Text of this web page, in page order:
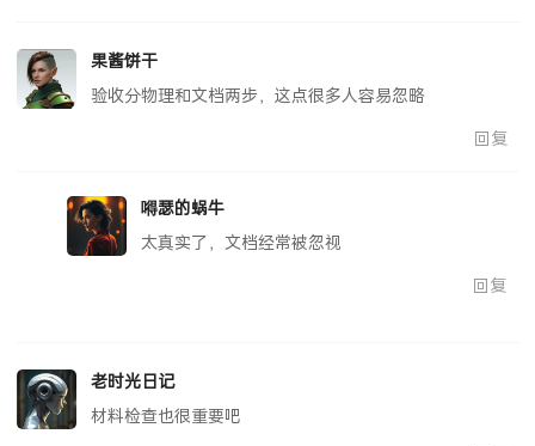
果酱饼干
验收分物理和文档两步，这点很多人容易忽略
回复
嘚瑟的蜗牛
太真实了，文档经常被忽视
回复
老时光日记
材料检查也很重要吧